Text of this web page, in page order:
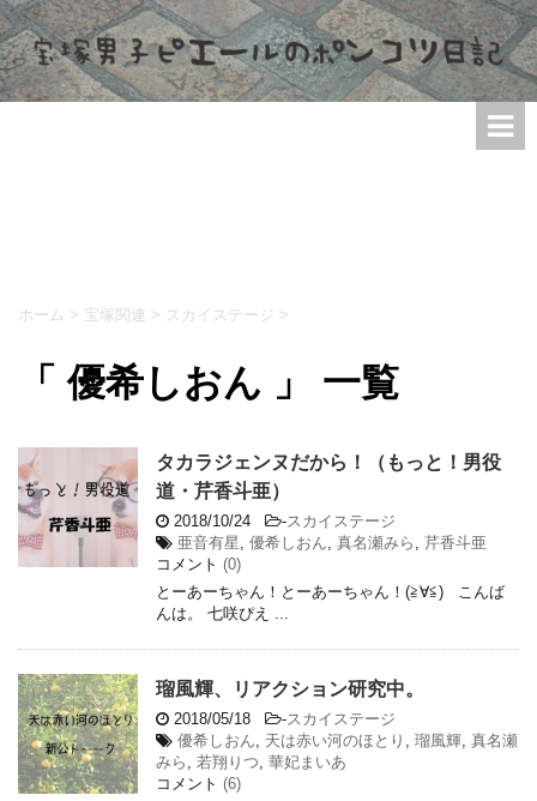
ホーム > 宝塚関連 > スカイステージ >
「 優希しおん 」 一覧
タカラジェンヌだから！（もっと！男役
道・芹香斗亜）
2018/10/24 -スカイステージ
亜音有星, 優希しおん, 真名瀬みら , 芹香斗亜
コメント (0)
とーあーちゃん！とーあーちゃん！(≧∀≦) こんば
んは。 七咲ぴえ ...
瑠風輝、リアクション研究中。
2018/05/18 -スカイステージ
優希しおん, 天は赤い河のほとり , 瑠風輝, 真名瀬
みら , 若翔りつ, 華妃まいあ
コメント (6)